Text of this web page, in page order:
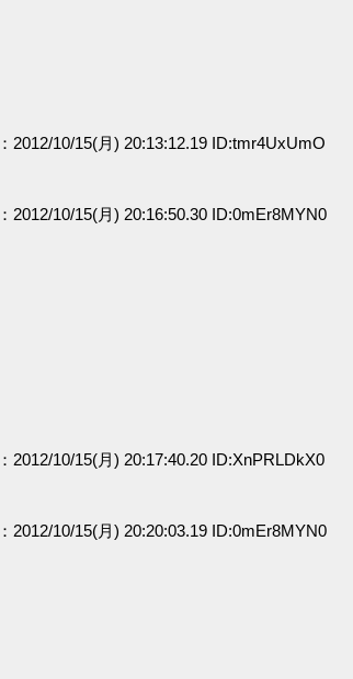
2012/10/15(月) 20:13:12.19 ID:tmr4UxUmO
2012/10/15(月) 20:16:50.30 ID:0mEr8MYN0
2012/10/15(月) 20:17:40.20 ID:XnPRLDkX0
2012/10/15(月) 20:20:03.19 ID:0mEr8MYN0